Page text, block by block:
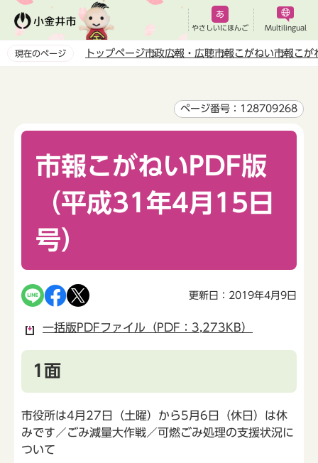
ペ
やさしいにほんご Multilingual
現在のページ トップページ市政広報・広聴市報こがねい市報こが
ページ番号：128709268
市報こがねいPDF版
（平成31年4月15日
号）
更新日：2019年4月9日
一括版PDFファイル（PDF：3,273KB）
1面
市役所は4月27日（土曜）から5月6日（休日）は休
みです／ごみ減量大作戦／可燃ごみ処理の支援状況に
ついて